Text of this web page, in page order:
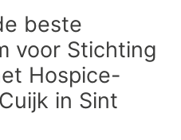
beste
voor Stichting
Hospice-
in Sint